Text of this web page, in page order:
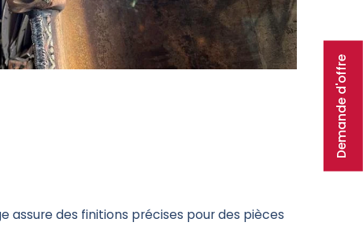
assure des finitions précises pour des pièces
Demande d'offre